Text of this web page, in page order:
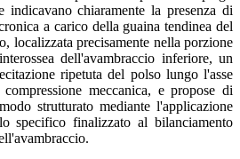
chiaramente la presenza di
a carico della guaina tendinea del
localizzata precisamente nella porzione
dell'avambraccio inferiore, un
ripetuta del polso lungo l'asse
meccanica, e propose di
strutturato mediante l'applicazione
specifico finalizzato al bilanciamento